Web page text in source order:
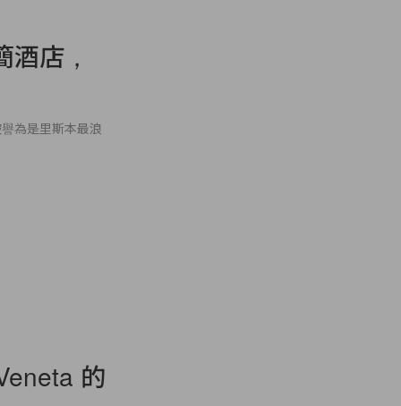
店，
為是里斯本最浪
的